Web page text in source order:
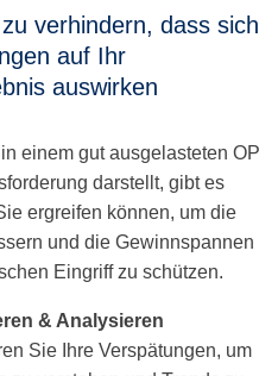
verhindern, dass sich
auf Ihr
auswirken
einem gut ausgelasteten OP
darstellt, gibt es
ergreifen können, um die
und die Gewinnspannen
Eingriff zu schützen.
& Analysieren
Sie Ihre Verspätungen, um